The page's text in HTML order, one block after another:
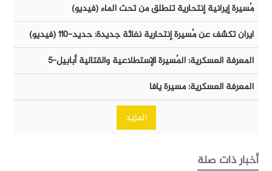
مُسيرة إيرانية إنتحارية تنطلق من تحت الماء (فيديو)
ايران تكشف عن مُسيرة إنتحارية نفاثة جديدة: حديد-١١٠ (فيديو)
المعرفة العسكرية: المُسيرة الإستطلاعية والقتالية أبابيل-٥
المعرفة العسكرية: مسيرة يافا
المزيد
أخبار ذات صلة